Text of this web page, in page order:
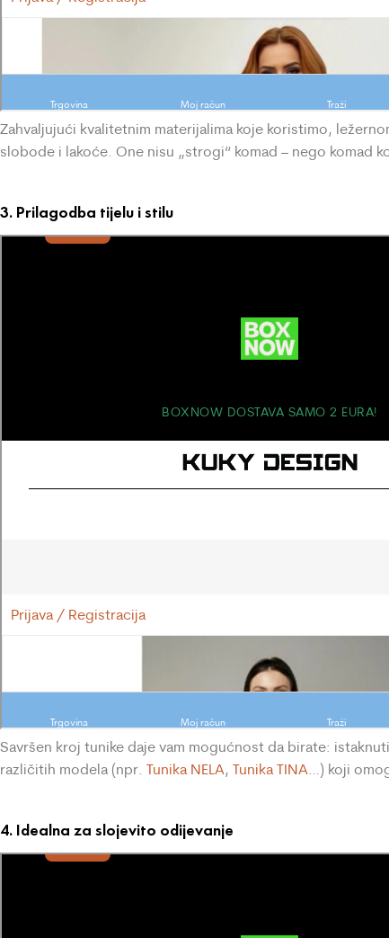
Zahvaljujući kvalitetnim materijalima koje koristimo,
slobode i lakoće. One nisu „strogi“ komad – nego komad
3. Prilagodba tijelu i stilu
Savršen kroj tunike daje vam mogućnost da birate:
različitih modela (npr. Tunika NELA, Tunika TINA …) koji
4. Idealna za slojevito odijevanje